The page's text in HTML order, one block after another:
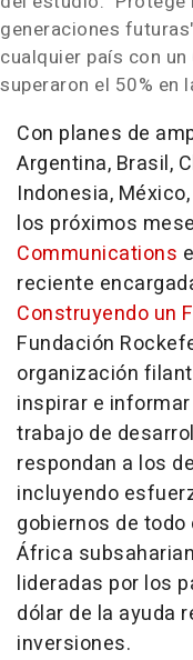
generaciones
cualquier país con
superaron el 50% en
Con planes de
Argentina, Brasil,
Indonesia,
los próximos
Communications
reciente
Construyendo un
Fundación
organización
inspirar e
trabajo de
respondan a los
incluyendo
gobiernos de
África
lideradas por los
dólar de la ayuda
inversiones.